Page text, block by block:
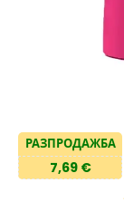
РАЗПРОДАЖБА
7,69 €